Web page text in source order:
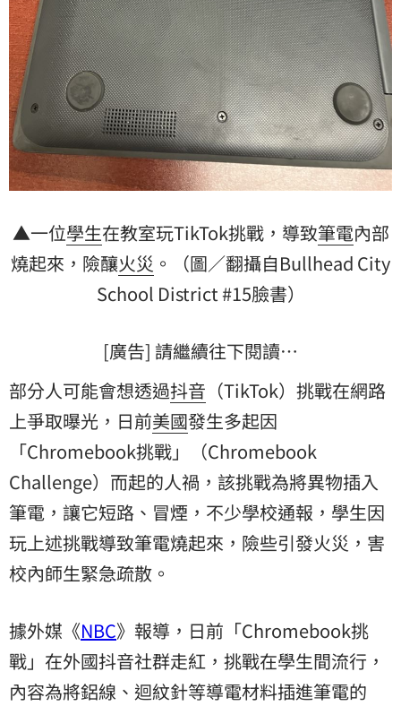
▲一位學生在教室玩TikTok挑戰，導致筆電內部
燒起來，險釀火災 。（圖／翻攝自Bullhead City
School District #15臉書）
[廣告] 請繼續往下閱讀…
部分人可能會想透過抖音 （TikTok）挑戰在網路
上爭取曝光，日前美國發生多起因
「Chromebook挑戰」（Chromebook
Challenge）而起的人禍，該挑戰為將異物插入
筆電，讓它短路、冒煙，不少學校通報，學生因
玩上述挑戰導致筆電燒起來，險些引發火災，害
校內師生緊急疏散。
據外媒《NBC》報導，日前「Chromebook挑
戰」在外國抖音社群走紅，挑戰在學生間流行，
內容為將鋁線、迴紋針等導電材料插進筆電的